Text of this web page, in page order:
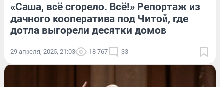
«Саша, всё сгорело. Всё!» Репортаж из
дачного кооператива под Читой, где
дотла выгорели десятки домов
29 апреля, 2025, 21:03 18 767 33